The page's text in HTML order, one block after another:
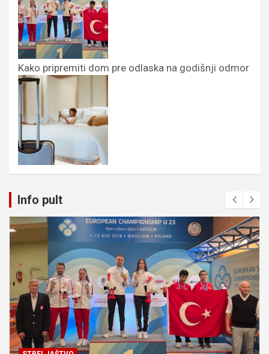
Kako pripremiti dom pre odlaska na godišnji odmor
Info pult